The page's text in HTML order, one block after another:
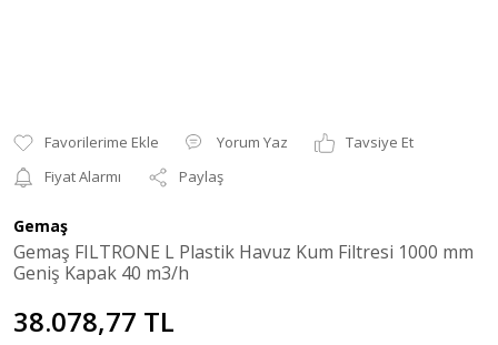
Yorum Yaz
Tavsiye Et
Fiyat Alarmı
Paylaş
Gemaş
Gemaş FILTRONE L Plastik Havuz Kum Filtresi 1000 mm
Geniş Kapak 40 m3/h
38.078,77 TL